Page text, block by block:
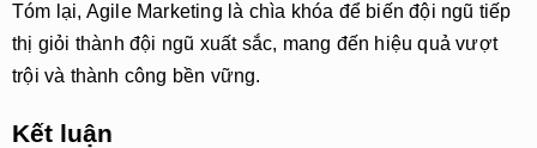
Tóm lại, Agile Marketing là chìa khóa để biến đội ngũ tiếp
thị giỏi thành đội ngũ xuất sắc, mang đến hiệu quả vượt
trội và thành công bền vững.
Kết luận